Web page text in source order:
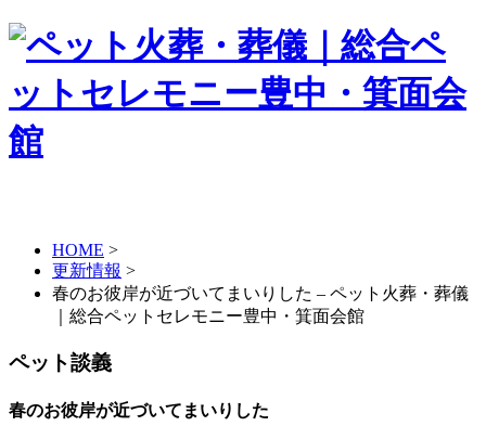
HOME >
更新情報 >
春のお彼岸が近づいてまいりした – ペット火葬・葬儀
｜総合ペットセレモニー豊中・箕面会館
ペット談義
春のお彼岸が近づいてまいりした